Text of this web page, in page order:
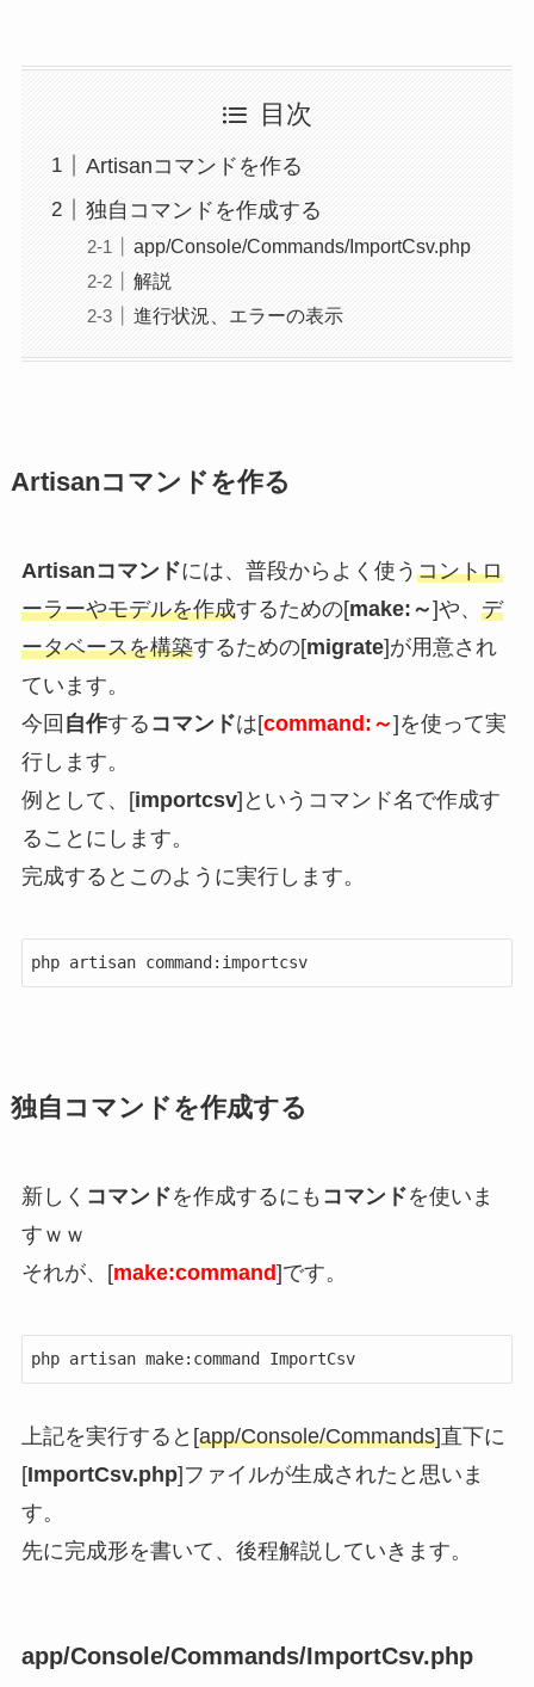
目次
Artisanコマンドを作る
独自コマンドを作成する
app/Console/Commands/ImportCsv.php
解説
進行状況、エラーの表示
Artisanコマンドを作る
Artisanコマンドには、普段からよく使う コントロ
ーラーやモデルを作成するための[make:～]や、 デ
ータベースを構築するための[migrate]が用意され
ています。
今回 自作する コマンドは[command:～]を使って実
行します。
例として、[importcsv]というコマンド名で作成す
ることにします。
完成するとこのように実行します。
php artisan command:importcsv
独自コマンドを作成する
新しく コマンドを作成するにも コマンドを使いま
すｗｗ
それが、[make:command]です。
php artisan make:command ImportCsv
上記を実行すると[app/Console/Commands]直下に
[ImportCsv.php]ファイルが生成されたと思いま
す。
先に完成形を書いて、後程解説していきます。
app/Console/Commands/ImportCsv.php